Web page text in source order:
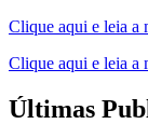
Clique aqui e leia a
Clique aqui e leia a
Últimas